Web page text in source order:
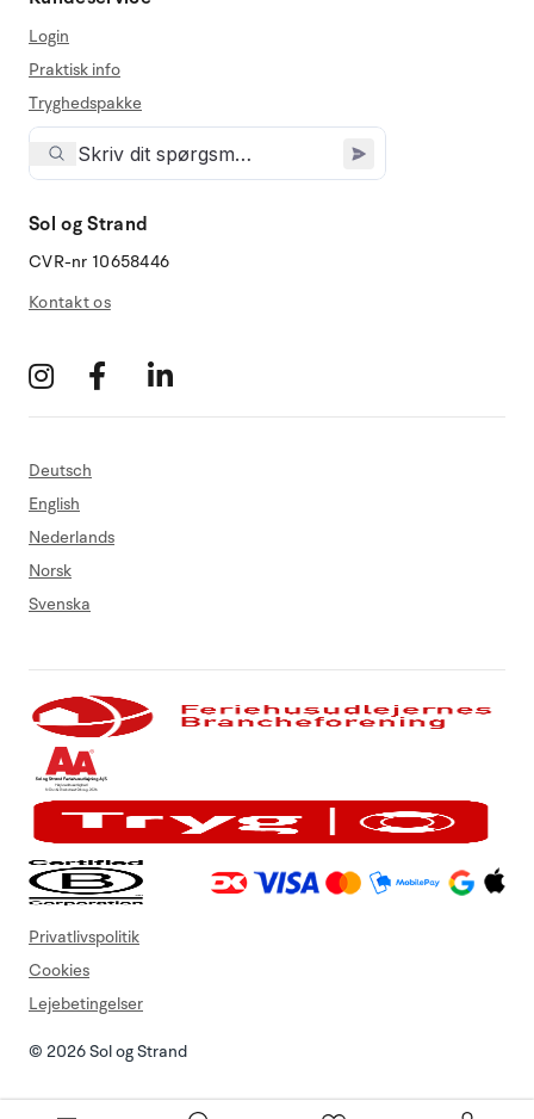
Login
Praktisk info
Tryghedspakke
Sol og Strand
CVR-nr 10658446
Kontakt os
Deutsch
English
Nederlands
Norsk
Svenska
© 2026 Sol og Strand
Privatlivspolitik
Cookies
Lejebetingelser